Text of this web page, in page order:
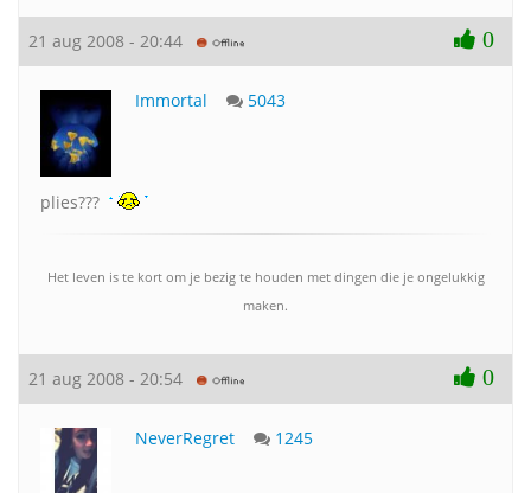
21 aug 2008 - 20:44 0
Immortal 5043
plies???
Het leven is te kort om je bezig te houden met dingen die je ongelukkig
maken.
21 aug 2008 - 20:54 0
NeverRegret 1245